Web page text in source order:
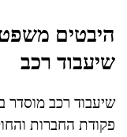
היבטים
שיעבוד רכב
שיעבוד רכב מוסדר
פקודת החברות